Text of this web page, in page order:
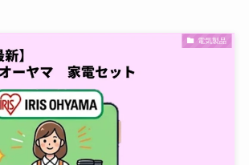
電気製品